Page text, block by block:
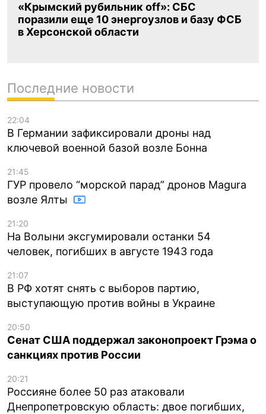
«Крымский рубильник off»: СБС
поразили еще 10 энергоузлов и базу ФСБ
в Херсонской области
Последние новости
22:04
В Германии зафиксировали дроны над
ключевой военной базой возле Бонна
21:45
ГУР провело “морской парад” дронов Magura
возле Ялты
21:20
На Волыни эксгумировали останки 54
человек, погибших в августе 1943 года
21:07
В РФ хотят снять с выборов партию,
выступающую против войны в Украине
20:50
Сенат США поддержал законопроект Грэма о
санкциях против России
20:21
Россияне более 50 раз атаковали
Днепропетровскую область: двое погибших,